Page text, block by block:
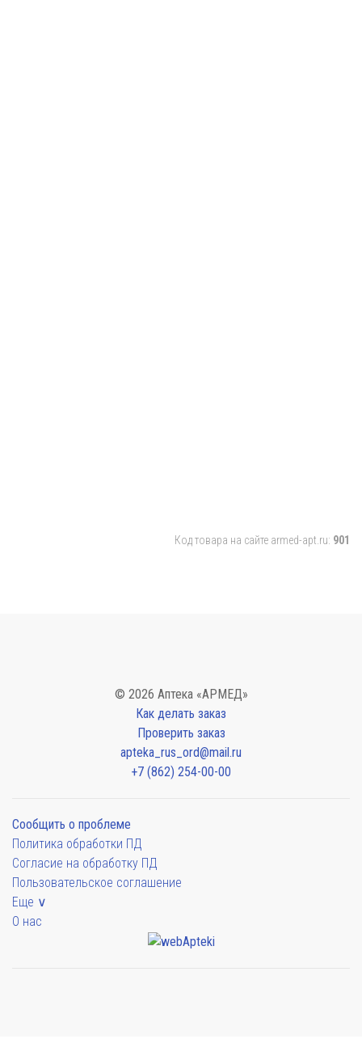
Код товара на сайте armed-apt.ru: 901
© 2026 Аптека «АРМЕД»
Как делать заказ
Проверить заказ
apteka_rus_ord@mail.ru
+7 (862) 254-00-00
Сообщить о проблеме
Политика обработки ПД
Согласие на обработку ПД
Пользовательское соглашение
Еще ∨
О нас